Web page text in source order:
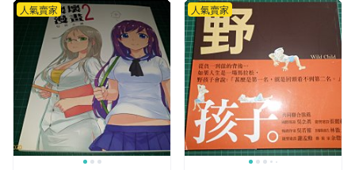
人氣賣家 人氣賣家